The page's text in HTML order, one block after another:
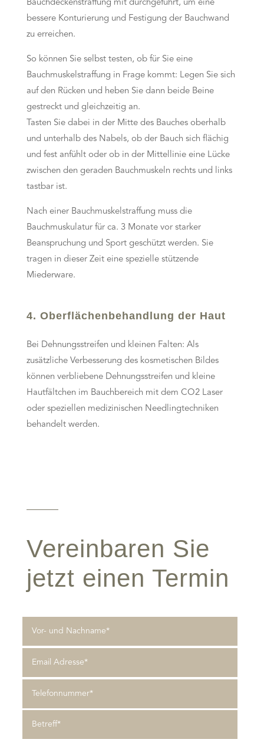
Bauchdeckenstraffung mit durchgeführt, um eine
bessere Konturierung und Festigung der Bauchwand
zu erreichen.
So können Sie selbst testen, ob für Sie eine
Bauchmuskelstraffung in Frage kommt: Legen Sie sich
auf den Rücken und heben Sie dann beide Beine
gestreckt und gleichzeitig an.
Tasten Sie dabei in der Mitte des Bauches oberhalb
und unterhalb des Nabels, ob der Bauch sich flächig
und fest anfühlt oder ob in der Mittellinie eine Lücke
zwischen den geraden Bauchmuskeln rechts und links
tastbar ist.
Nach einer Bauchmuskelstraffung muss die
Bauchmuskulatur für ca. 3 Monate vor starker
Beanspruchung und Sport geschützt werden. Sie
tragen in dieser Zeit eine spezielle stützende
Miederware.
4. Oberflächenbehandlung der Haut
Bei Dehnungsstreifen und kleinen Falten: Als
zusätzliche Verbesserung des kosmetischen Bildes
können verbliebene Dehnungsstreifen und kleine
Hautfältchen im Bauchbereich mit dem CO2 Laser
oder speziellen medizinischen Needlingtechniken
behandelt werden.
Vereinbaren Sie
jetzt einen Termin